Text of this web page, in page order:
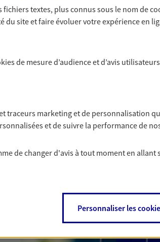
rencontrer
textes, plus connus sous le nom de
site et faire évoluer votre expérience en
de mesure d’audience et d’avis
traceurs marketing et de personnalisation
et de suivre la performance de
de changer d'avis à tout moment en allant
Personnaliser les